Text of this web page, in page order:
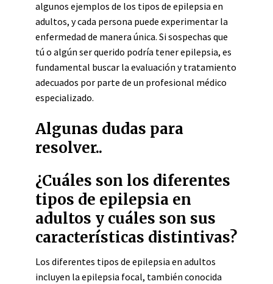
algunos ejemplos de los tipos de epilepsia en
adultos, y cada persona puede experimentar la
enfermedad de manera única. Si sospechas que
tú o algún ser querido podría tener epilepsia, es
fundamental buscar la evaluación y tratamiento
adecuados por parte de un profesional médico
especializado.
Algunas dudas para
resolver..
¿Cuáles son los diferentes
tipos de epilepsia en
adultos y cuáles son sus
características distintivas?
Los diferentes tipos de epilepsia en adultos
incluyen la epilepsia focal, también conocida